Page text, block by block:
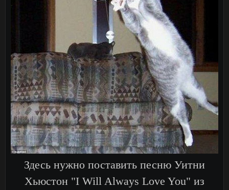
Здесь нужно поставить песню Уитни
Хьюстон "I Will Always Love You" из